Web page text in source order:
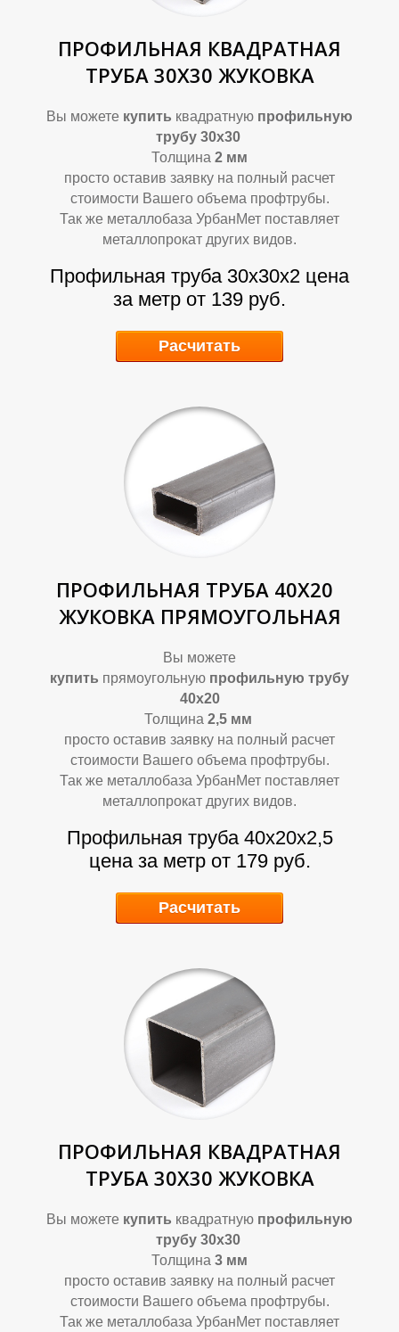
А
Т
А
ПРОФИЛЬНАЯ КВАДРАТНАЯ
ТРУБА 30Х30 ЖУКОВКА
Вы можете купить квадратную профильную
трубу 30х30
Толщина 2 мм
просто оставив заявку на полный расчет
стоимости Вашего объема профтрубы.
Так же металлобаза УрбанМет поставляет
металлопрокат других видов.
Профильная труба 30х30х2 цена
за метр от 139 руб.
Расчитать
ПРОФИЛЬНАЯ ТРУБА 40Х20
ЖУКОВКА ПРЯМОУГОЛЬНАЯ
Вы можете
купить прямоугольную профильную трубу
40х20
Толщина 2,5мм
просто оставив заявку на полный расчет
стоимости Вашего объема профтрубы.
Так же металлобаза УрбанМет поставляет
металлопрокат других видов.
Профильная труба 40х20х2,5
цена за метр от 179 руб.
Расчитать
ПРОФИЛЬНАЯ КВАДРАТНАЯ
ТРУБА 30Х30 ЖУКОВКА
Вы можете купить квадратную профильную
трубу 30х30
Толщина 3 мм
просто оставив заявку на полный расчет
стоимости Вашего объема профтрубы.
Так же металлобаза УрбанМет поставляет
А
Т
А